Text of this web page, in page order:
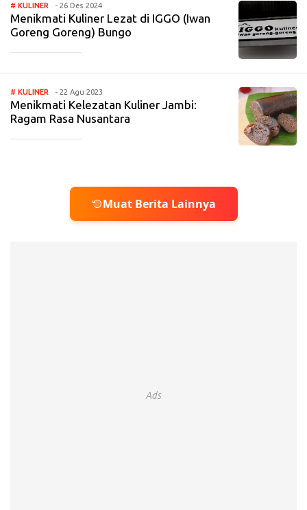
# KULINER - 26 Des 2024
Menikmati Kuliner Lezat di IGGO (Iwan
Goreng Goreng) Bungo
# KULINER - 22 Agu 2023
Menikmati Kelezatan Kuliner Jambi:
Ragam Rasa Nusantara
Muat Berita Lainnya
Ads